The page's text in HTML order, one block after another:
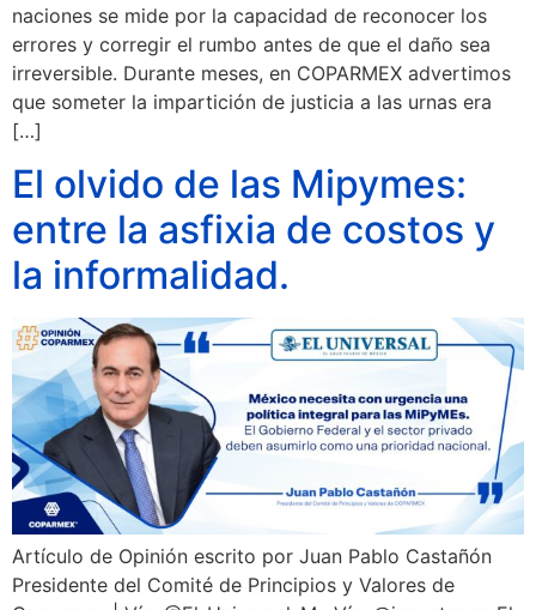
naciones se mide por la capacidad de reconocer los
errores y corregir el rumbo antes de que el daño sea
irreversible. Durante meses, en COPARMEX advertimos
que someter la impartición de justicia a las urnas era
[…]
El olvido de las Mipymes:
entre la asfixia de costos y
la informalidad.
Artículo de Opinión escrito por Juan Pablo Castañón
Presidente del Comité de Principios y Valores de